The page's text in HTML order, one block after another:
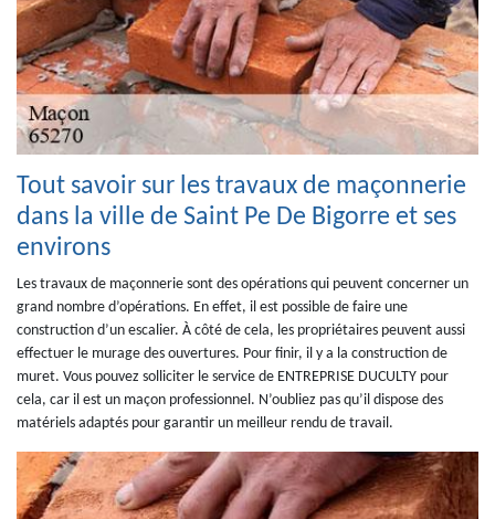
Tout savoir sur les travaux de maçonnerie
dans la ville de Saint Pe De Bigorre et ses
environs
Les travaux de maçonnerie sont des opérations qui peuvent concerner un
grand nombre d’opérations. En effet, il est possible de faire une
construction d’un escalier. À côté de cela, les propriétaires peuvent aussi
effectuer le murage des ouvertures. Pour finir, il y a la construction de
muret. Vous pouvez solliciter le service de ENTREPRISE DUCULTY pour
cela, car il est un maçon professionnel. N’oubliez pas qu’il dispose des
matériels adaptés pour garantir un meilleur rendu de travail.